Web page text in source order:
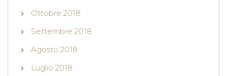
Ottobre 2018
Settembre 2018
Agosto 2018
Luglio 2018